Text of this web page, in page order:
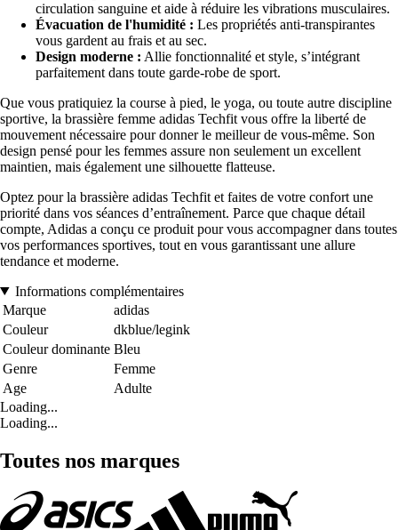
circulation sanguine et aide à réduire les vibrations musculaires.
Évacuation de l'humidité : Les propriétés anti-transpirantes
vous gardent au frais et au sec.
Design moderne : Allie fonctionnalité et style, s’intégrant
parfaitement dans toute garde-robe de sport.
Que vous pratiquiez la course à pied, le yoga, ou toute autre discipline
sportive, la brassière femme adidas Techfit vous offre la liberté de
mouvement nécessaire pour donner le meilleur de vous-même. Son
design pensé pour les femmes assure non seulement un excellent
maintien, mais également une silhouette flatteuse.
Optez pour la brassière adidas Techfit et faites de votre confort une
priorité dans vos séances d’entraînement. Parce que chaque détail
compte, Adidas a conçu ce produit pour vous accompagner dans toutes
vos performances sportives, tout en vous garantissant une allure
tendance et moderne.
Informations complémentaires
Marque
adidas
Couleur
dkblue/legink
Couleur dominante Bleu
Genre
Femme
Age
Adulte
Loading...
Loading...
Toutes nos marques